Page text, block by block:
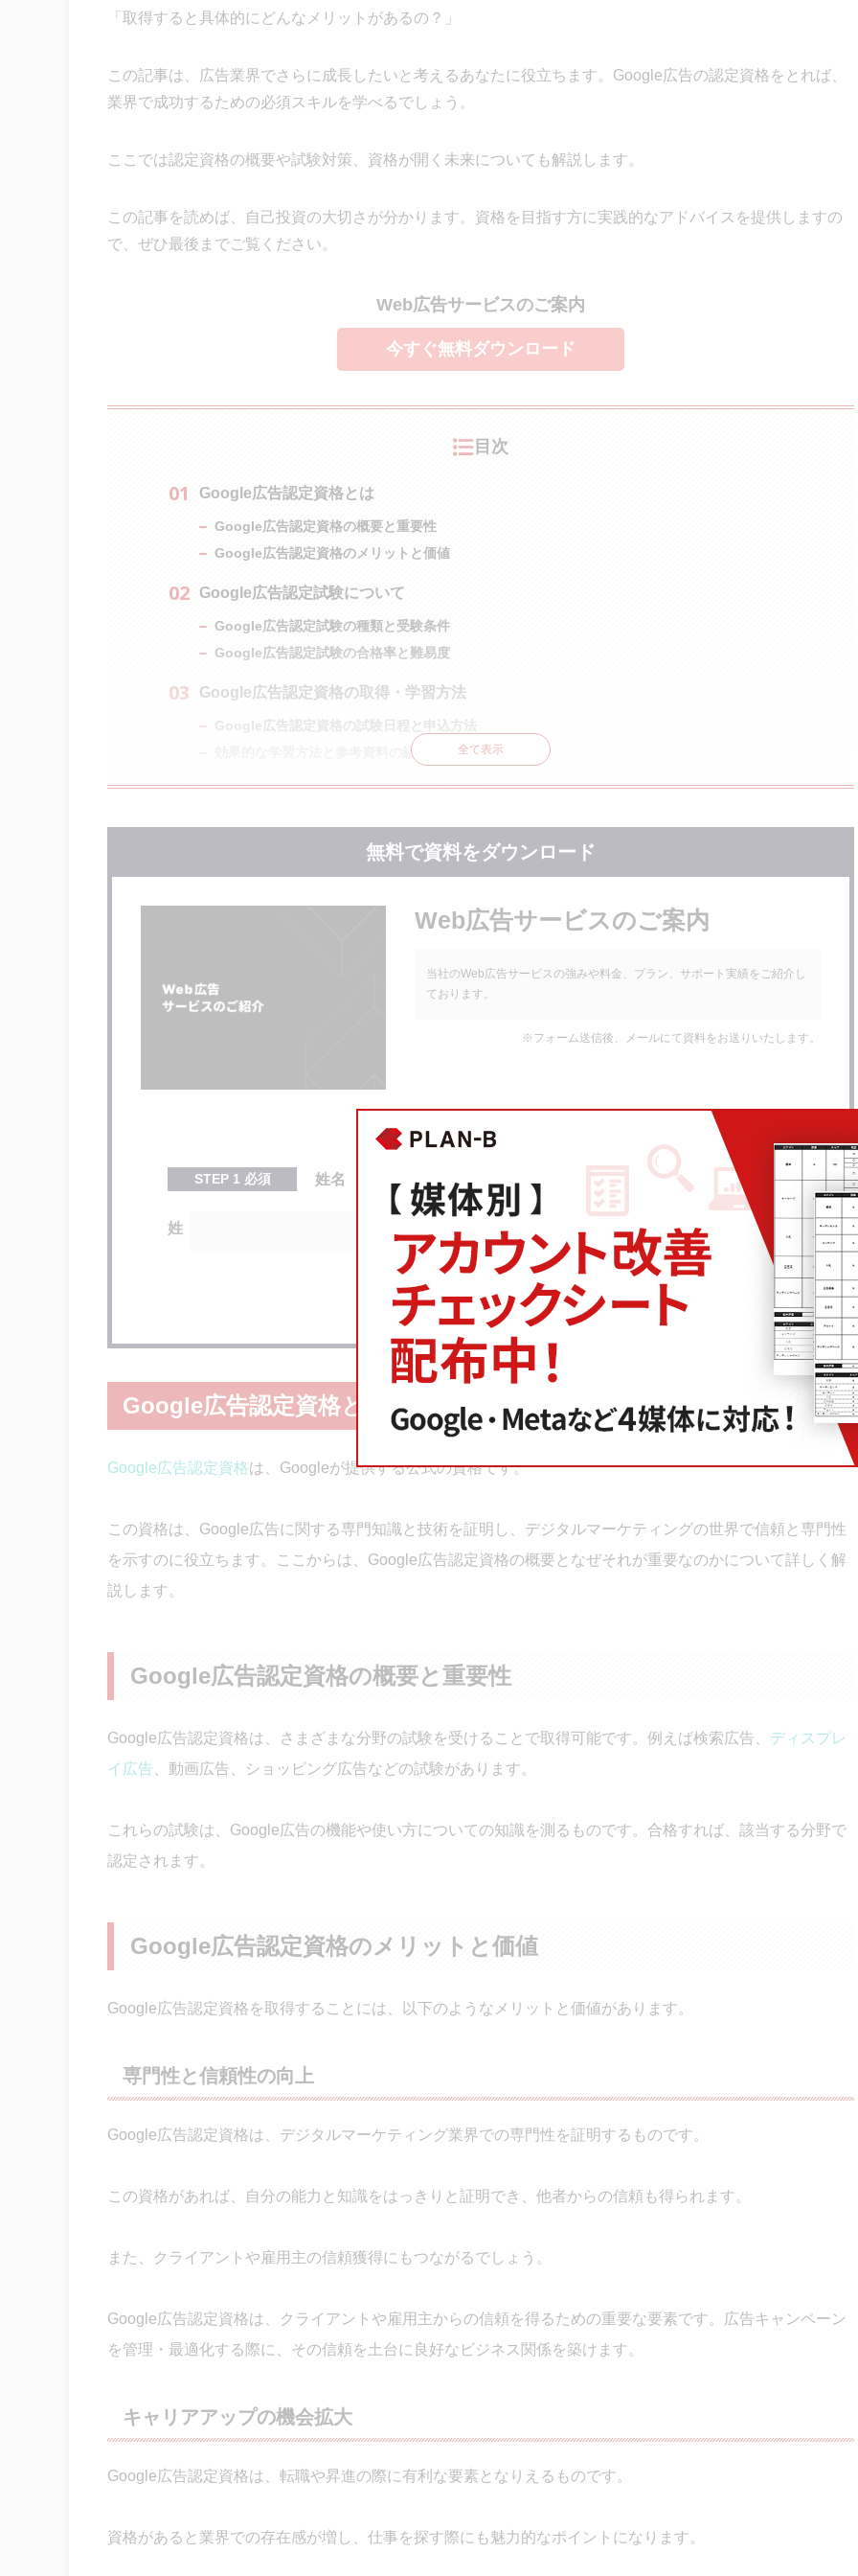
「取得すると具体的にどんなメリットがあるの？」
この記事は、広告業界でさらに成長したいと考えるあなたに役立ちます。Google広告の認定資格をとれば、
業界で成功するための必須スキルを学べるでしょう。
ここでは認定資格の概要や試験対策、資格が開く未来についても解説します。
この記事を読めば、自己投資の大切さが分かります。資格を目指す方に実践的なアドバイスを提供しますの
で、ぜひ最後までご覧ください。
Web広告サービスのご案内
今すぐ無料ダウンロード
目次
Google広告認定資格とは
Google広告認定資格の概要と重要性
Google広告認定資格のメリットと価値
Google広告認定試験について
Google広告認定試験の種類と受験条件
Google広告認定試験の合格率と難易度
Google広告認定資格の取得・学習方法
Google広告認定資格の試験日程と申込方法
効果的な学習方法と参考資料の紹介
Google広告認定資格のキャリアへの影響
業界での信頼性向上
高い需要と競争力
キャリアのスキルアップと成果向上
Google広告認定資格のFAQ
Q：Google広告認定資格の有効期限はありますか？
Google広告公式サイトと認定資格ページでリソース確保しよう
全て表示
無料で資料をダウンロード
Web広告サービスのご案内
当社のWeb広告サービスの強みや料金、プラン、サポート実績をご紹介し
ております。
※フォーム送信後、メールにて資料をお送りいたします。
STEP 1 必須 姓名
姓 名
次へ
Google広告認定資格とは
Google広告認定資格は、Googleが提供する公式の資格です。
この資格は、Google広告に関する専門知識と技術を証明し、デジタルマーケティングの世界で信頼と専門性
を示すのに役立ちます。ここからは、Google広告認定資格の概要となぜそれが重要なのかについて詳しく解
説します。
Google広告認定資格の概要と重要性
Google広告認定資格は、さまざまな分野の試験を受けることで取得可能です。例えば検索広告、 ディスプレ
イ広告 、動画広告、ショッピング広告などの試験があります。
これらの試験は、Google広告の機能や使い方についての知識を測るものです。合格すれば、該当する分野で
認定されます。
Google広告認定資格のメリットと価値
Google広告認定資格を取得することには、以下のようなメリットと価値があります。
専門性と信頼性の向上
Google広告認定資格は、デジタルマーケティング業界での専門性を証明するものです。
この資格があれば、自分の能力と知識をはっきりと証明でき、他者からの信頼も得られます。
また、クライアントや雇用主の信頼獲得にもつながるでしょう。
Google広告認定資格は、クライアントや雇用主からの信頼を得るための重要な要素です。広告キャンペーン
を管理・最適化する際に、その信頼を土台に良好なビジネス関係を築けます。
キャリアアップの機会拡大
Google広告認定資格は、転職や昇進の際に有利な要素となりえるものです。
資格があると業界での存在感が増し、仕事を探す際にも魅力的なポイントになります。